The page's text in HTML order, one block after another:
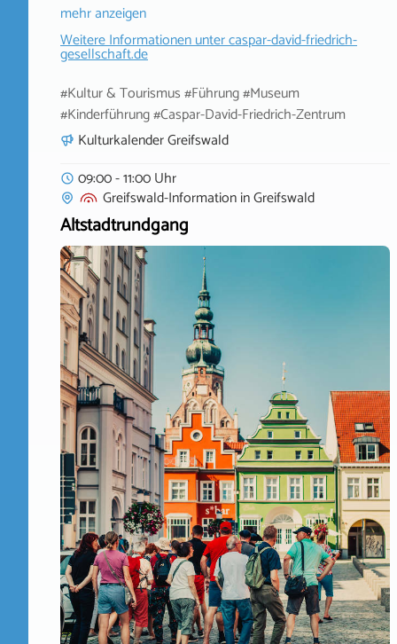
mehr anzeigen
Weitere Informationen untercaspar-david-friedrich-
gesellschaft.de
#Kultur & Tourismus #Führung #Museum
#Kinderführung #Caspar-David-Friedrich-Zentrum
Kulturkalender Greifswald
09:00 - 11:00 Uhr
Greifswald-InformationinGreifswald
Altstadtrundgang